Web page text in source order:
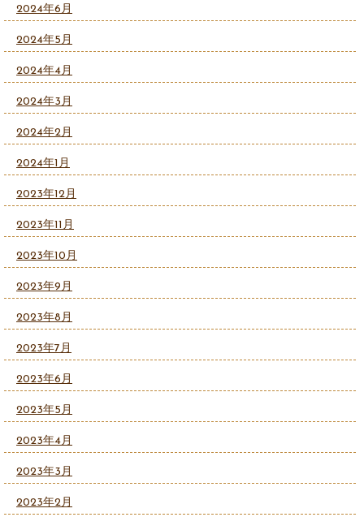
2024年6月
2024年5月
2024年4月
2024年3月
2024年2月
2024年1月
2023年12月
2023年11月
2023年10月
2023年9月
2023年8月
2023年7月
2023年6月
2023年5月
2023年4月
2023年3月
2023年2月